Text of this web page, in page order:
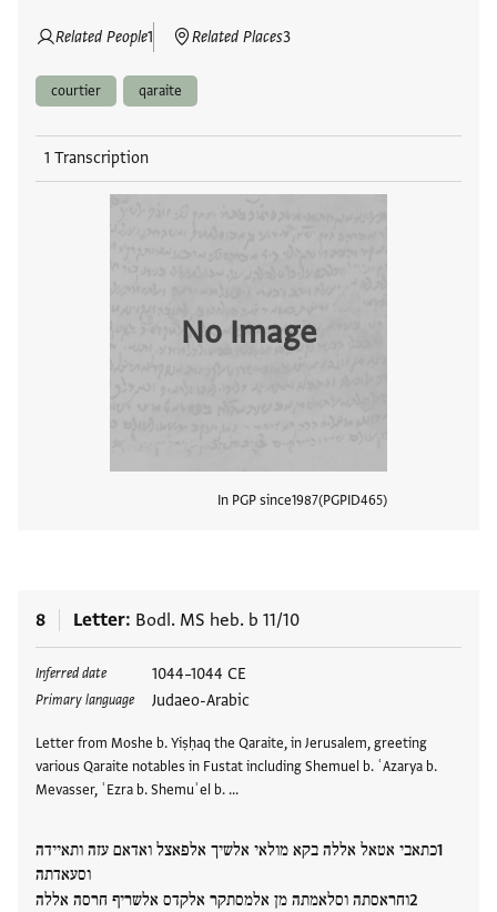
Related People1 Related Places3
courtier qaraite
1 Transcription
No Image
In PGP since1987 PGPID465
8 Letter Bodl. MS heb. b 11/10
Inferred date 1044–1044 CE
Primary language Judaeo-Arabic
Letter from Moshe b. Yiṣḥaq the Qaraite, in Jerusalem, greeting
various Qaraite notables in Fustat including Shemuel b. ʿAzarya b.
Mevasser, ʿEzra b. Shemuʾel b. …
כתאבי אטאל אללה בקא מולאי אלשיך אלפאצל ואדאם עזה ותאיידה
וסעאדתה
וחראסתה וסלאמתה מן אלמסתקר אלקדס אלשריף חרסה אללה
Tags